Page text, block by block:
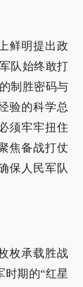
鲜明提出政
队始终敢打
制胜密码与
验的科学总
须牢牢扭住
焦备战打仗
保人民军队
枚承载胜战
时期的“红星